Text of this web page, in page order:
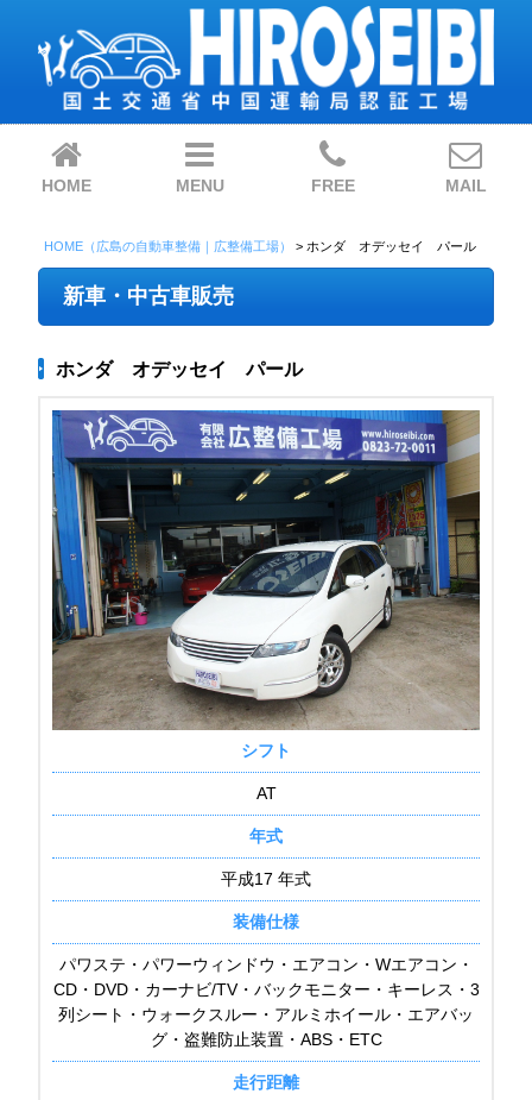
HOME MENU FREE MAIL
HOME（広島の自動車整備｜広整備工場） > ホンダ オデッセイ パール
新車・中古車販売
ホンダ オデッセイ パール
シフト
AT
年式
平成17 年式
装備仕様
パワステ・パワーウィンドウ・エアコン・Wエアコン・
CD・DVD・カーナビ/TV・バックモニター・キーレス・3
列シート・ウォークスルー・アルミホイール・エアバッ
グ・盗難防止装置・ABS・ETC
走行距離